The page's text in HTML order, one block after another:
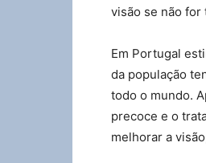
visão se não for
Em Portugal
da população
todo o mundo.
precoce e o
melhorar a